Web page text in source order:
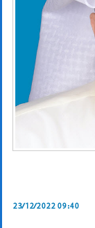
23/12/2022 09:40